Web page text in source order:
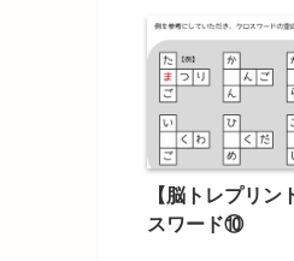
【脳トレプリン
スワード⑩